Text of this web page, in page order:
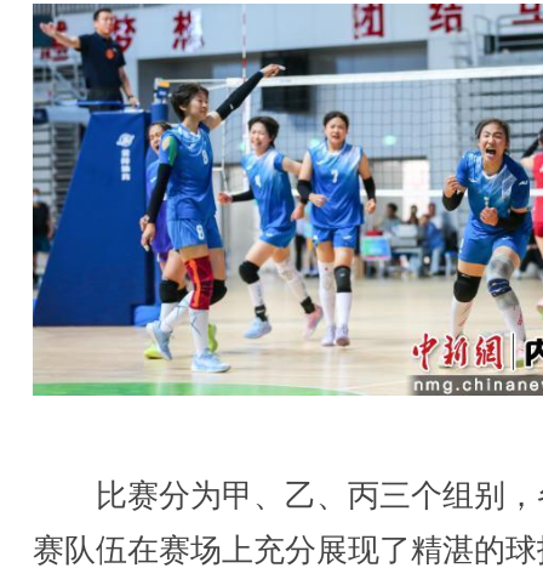
比赛分为甲、乙、丙三个组别，
赛队伍在赛场上充分展现了精湛的